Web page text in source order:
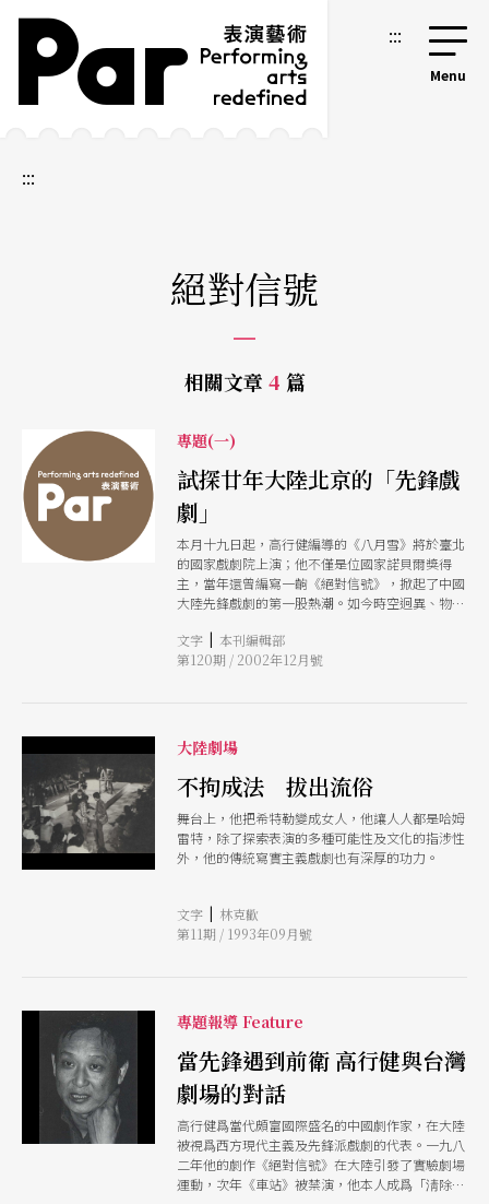
跳到主要內容區塊
網站導覽 :::
:::
絕對信號
相關文章 4 篇
專題(一)
試探廿年大陸北京的「先鋒戲
劇」
本月十九日起，高行健編導的《八月雪》將於臺北
的國家戲劇院上演；他不僅是位國家諾貝爾獎得
主，當年還曾編寫一齣《絕對信號》，掀起了中國
大陸先鋒戲劇的第一股熱潮。如今時空迥異、物換
將，究竟還如何執著理想？若說過去的顛覆批判，
是為了尋找創新的美學形式，今天他們又面臨了什
文字 | 本刊編輯部
第120期 / 2002年12月號
大陸劇場
不拘成法 拔出流俗
舞台上，他把希特勒變成女人，他讓人人都是哈姆
雷特，除了探索表演的多種可能性及文化的指涉性
外，他的傳統寫實主義戲劇也有深厚的功力。
文字 | 林克歡
第11期 / 1993年09月號
專題報導 Feature
當先鋒遇到前衛 高行健與台灣
劇場的對話
高行健爲當代頗富國際盛名的中國劇作家，在大陸
被視爲西方現代主義及先鋒派戲劇的代表。一九八
二年他的劇作《絕對信號》在大陸引發了實驗劇場
運動，次年《車站》被禁演，他本人成爲「淸除精